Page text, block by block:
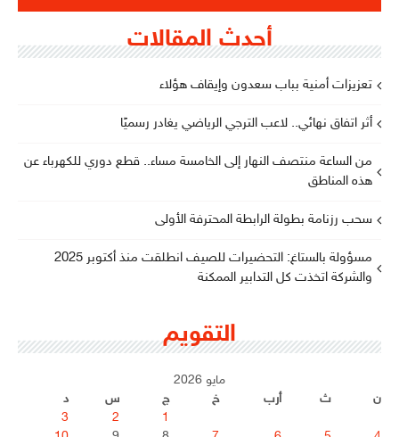
أحدث المقالات
تعزيزات أمنية بباب سعدون وإيقاف هؤلاء
أثر اتفاق نهائي.. لاعب الترجي الرياضي يغادر رسميًا
من الساعة منتصف النهار إلى الخامسة مساء.. قطع دوري للكهرباء عن
هذه المناطق
سحب رزنامة بطولة الرابطة المحترفة الأولى
مسؤولة بالستاغ: التحضيرات للصيف انطلقت منذ أكتوبر 2025
والشركة اتخذت كل التدابير الممكنة
التقويم
مايو 2026
ن
ث أرب خ ج س
د
1
2
3